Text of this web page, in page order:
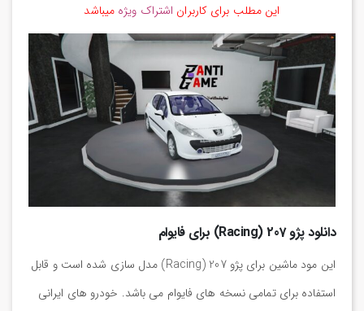
این مطلب برای کاربران اشتراک ویژه میباشد
دانلود پژو 207 (Racing) برای فایوام
این مود ماشین برای پژو 207 (Racing) مدل سازی شده است و قابل
استفاده برای تمامی نسخه های فایوام می باشد. خودرو های ایرانی